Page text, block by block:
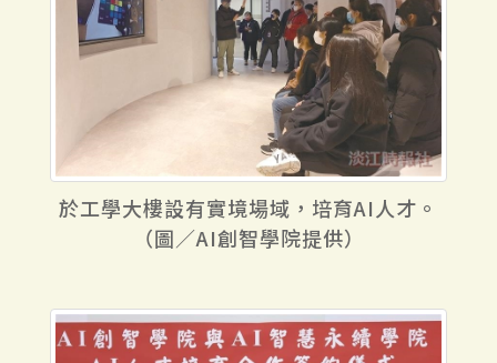
於工學大樓設有實境場域，培育AI人才。
（圖／AI創智學院提供）